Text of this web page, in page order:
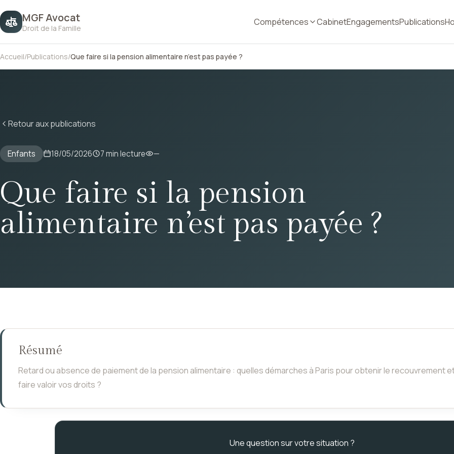
MGF Avocat
Droit de la Famille
Compétences CabinetEngagementsPublications
Accueil/Publications/Que faire si la pension alimentaire n’est pas payée ?
Retour aux publications
Enfants 18/05/2026 7 min lecture —
Que faire si la pension
alimentaire n’est pas payée ?
Résumé
Retard ou absence de paiement de la pension alimentaire : quelles démarches à Paris pour obtenir le recouvrement
faire valoir vos droits ?
Une question sur votre situation ?